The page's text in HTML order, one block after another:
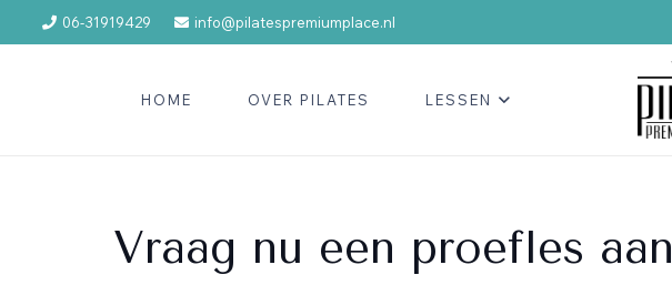
06-31919429 info@pilatespremiumplace.nl
HOME OVER PILATES LESSEN
Vraag nu een proefles aan